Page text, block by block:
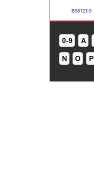
BS8723-5
0-9 A
N O P